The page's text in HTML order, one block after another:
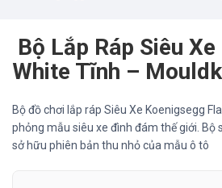
Bộ Lắp Ráp Siêu
White Tĩnh –
Bộ đồ chơi lắp ráp Siêu Xe Koenigsegg
phỏng mẫu siêu xe đình đám thế giới.
sở hữu phiên bản thu nhỏ của mẫu ô tô